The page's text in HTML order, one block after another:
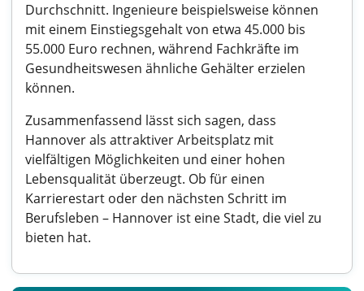
Durchschnitt. Ingenieure beispielsweise können
mit einem Einstiegsgehalt von etwa 45.000 bis
55.000 Euro rechnen, während Fachkräfte im
Gesundheitswesen ähnliche Gehälter erzielen
können.
Zusammenfassend lässt sich sagen, dass
Hannover als attraktiver Arbeitsplatz mit
vielfältigen Möglichkeiten und einer hohen
Lebensqualität überzeugt. Ob für einen
Karrierestart oder den nächsten Schritt im
Berufsleben – Hannover ist eine Stadt, die viel zu
bieten hat.